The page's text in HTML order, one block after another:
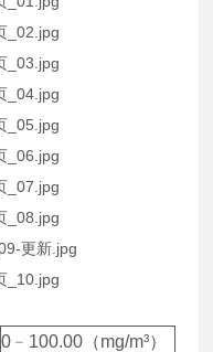
0﹣100.00（mg/m³）